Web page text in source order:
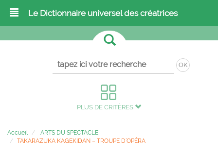
Le Dictionnaire universel des créatrices
OK
PLUS DE CRITÈRES
Accueil
ARTS DU SPECTACLE
TAKARAZUKA KAGEKIDAN – TROUPE D’OPÉRA